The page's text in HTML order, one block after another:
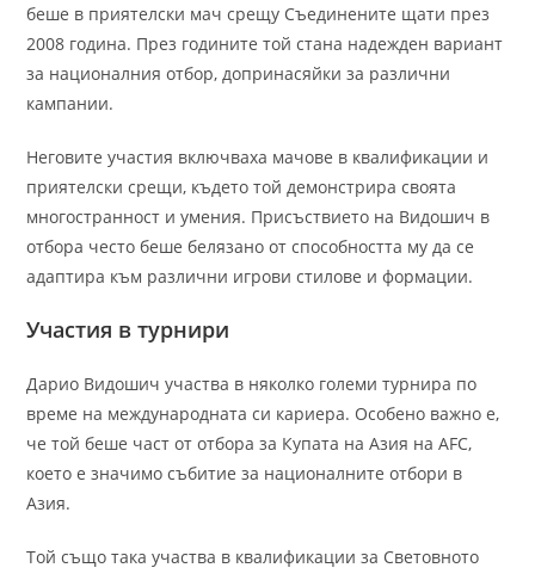
беше в приятелски мач срещу Съединените щати през
2008 година. През годините той стана надежден вариант
за националния отбор, допринасяйки за различни
кампании.
Неговите участия включваха мачове в квалификации и
приятелски срещи, където той демонстрира своята
многостранност и умения. Присъствието на Видошич в
отбора често беше белязано от способността му да се
адаптира към различни игрови стилове и формации.
Участия в турнири
Дарио Видошич участва в няколко големи турнира по
време на международната си кариера. Особено важно е,
че той беше част от отбора за Купата на Азия на AFC,
което е значимо събитие за националните отбори в
Азия.
Той също така участва в квалификации за Световното